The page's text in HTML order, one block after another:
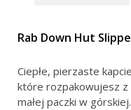
Rab Down Hut
Ciepłe, pierzaste
które rozpakowujesz z
małej paczki w górskiej